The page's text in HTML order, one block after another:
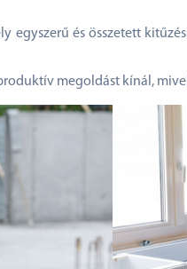
és összetett
megoldást kínál,